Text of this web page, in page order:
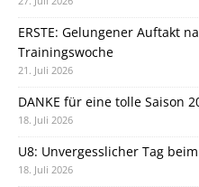
ERSTE: Gelungener Auftakt
Trainingswoche
21. Juli 2026
DANKE für eine tolle Saison
18. Juli 2026
U8: Unvergesslicher Tag
18. Juli 2026